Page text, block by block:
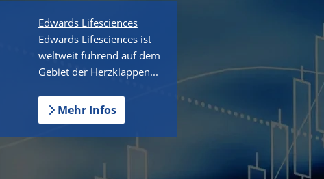
Edwards Lifesciences
Edwards Lifesciences ist
weltweit führend auf dem
Gebiet der Herzklappen...
Mehr Infos